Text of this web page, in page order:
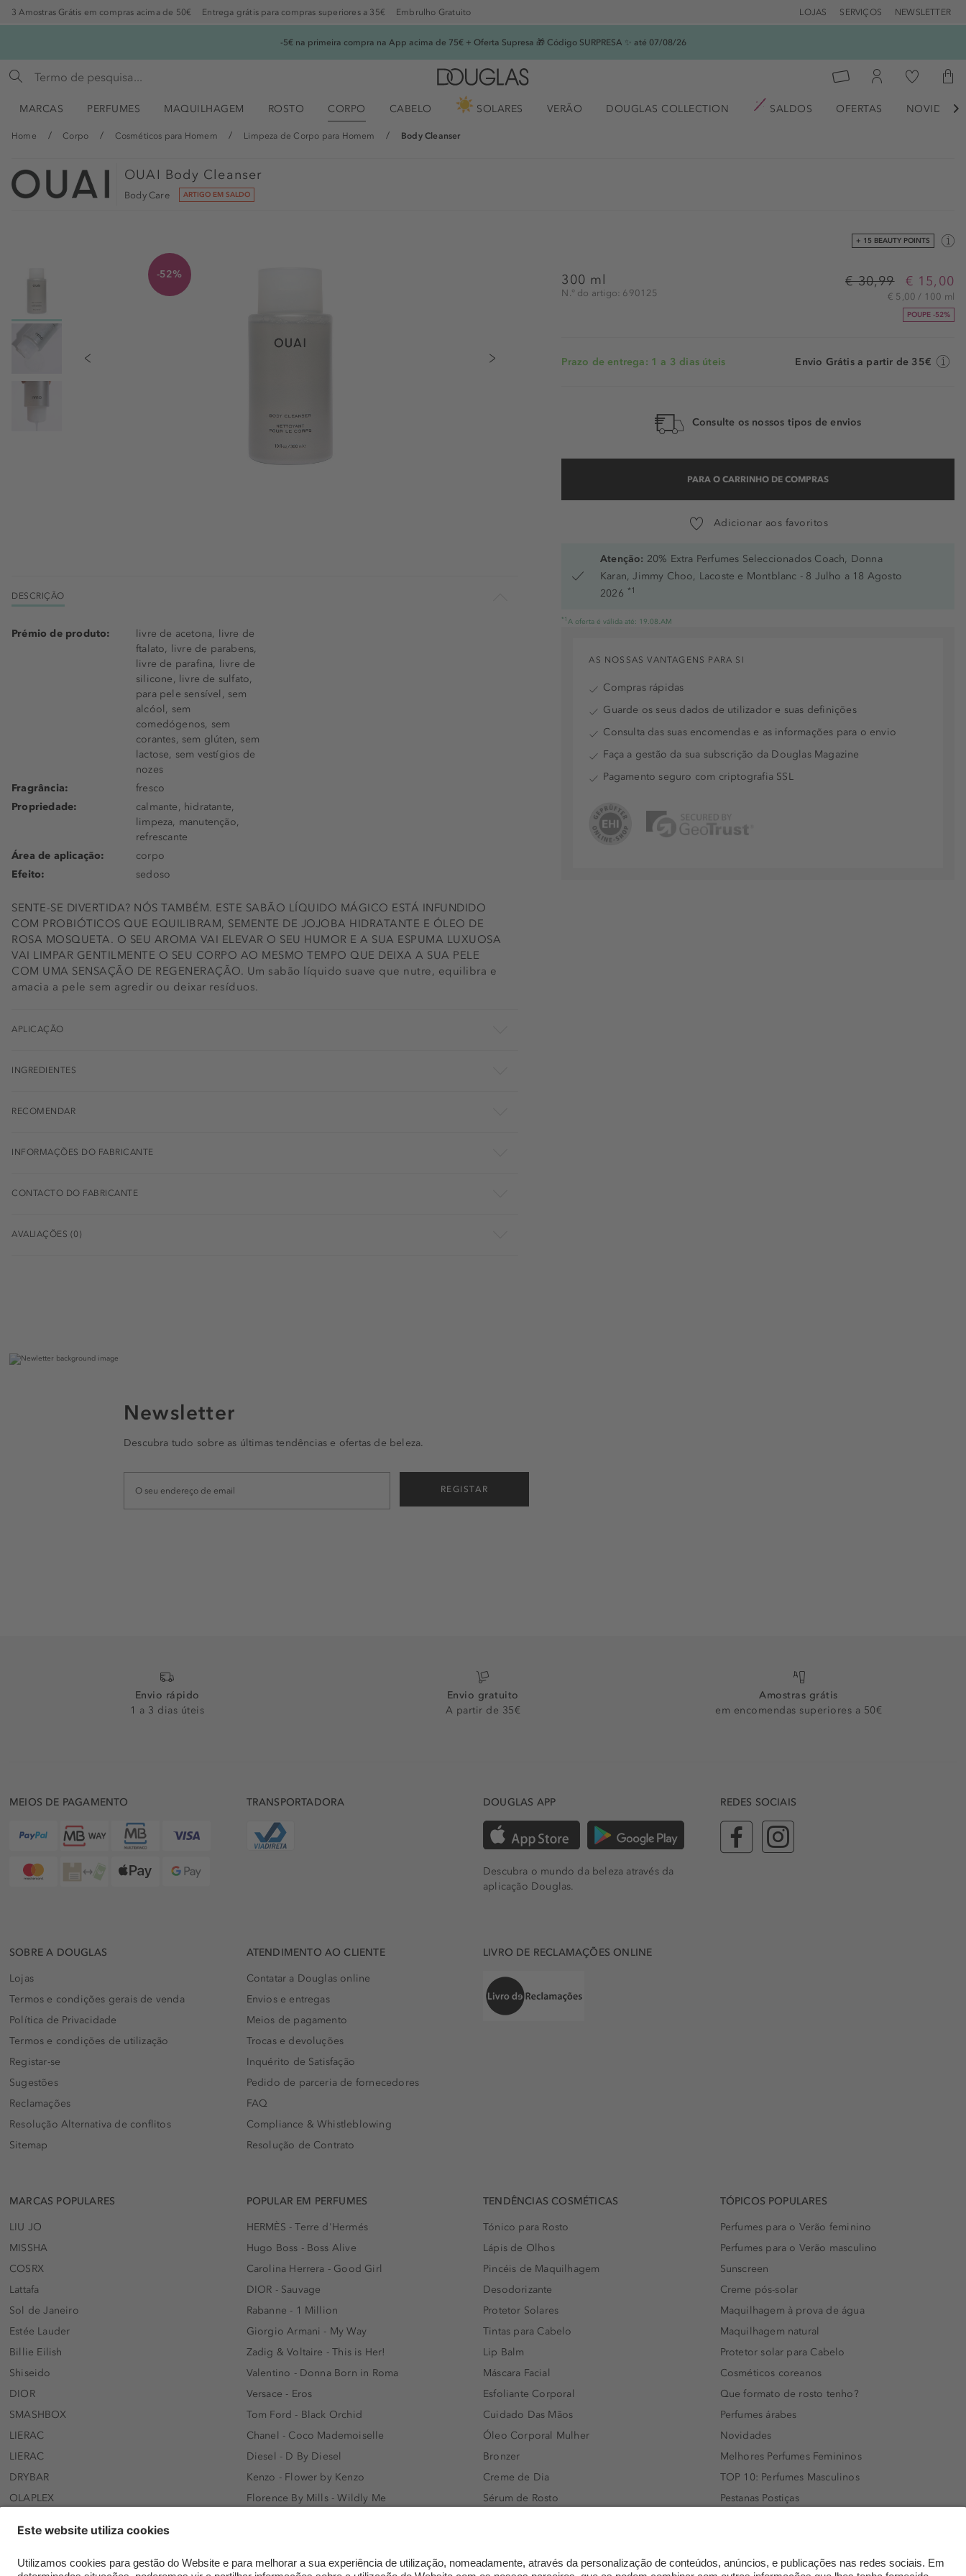
3 Amostras Grátis em compras acima de 50€ Entrega grátis para compras superiores a 35€ Embrulho Gratuito LOJAS SERVIÇOS NEWSLETTER
-5€ na primeira compra na App acima de 75€ + Oferta Supresa 🎁 Código SURPRESA ✨ até 07/08/26
MARCAS PERFUMES MAQUILHAGEM ROSTO CORPO CABELO SOLARES VERÃO DOUGLAS COLLECTION SALDOS OFERTAS 
Home Corpo Cosméticos para Homem Limpeza de Corpo para Homem Body Cleanser
OUAI Body Cleanser
Body Care ARTIGO EM SALDO
+ 15 BEAUTY POINTS
-52% 300 ml
N.° do artigo: 690125
€ 30,99 € 15,00
€ 5,00 / 100 ml
POUPE -52%
Prazo de entrega: 1 a 3 dias úteis Envio Grátis a partir de 35€
Consulte os nossos tipos de envios
PARA O CARRINHO DE COMPRAS
Adicionar aos favoritos
Atenção: 20% Extra Perfumes Seleccionados Coach, Donna
Karan, Jimmy Choo, Lacoste e Montblanc - 8 Julho a 18 Agosto
2026 *1
*1 A oferta é válida até: 19.08.AM
DESCRIÇÃO
SENTE-SE DIVERTIDA? NÓS TAMBÉM. ESTE SABÃO LÍQUIDO MÁGICO ESTÁ INFUNDIDO
COM PROBIÓTICOS QUE EQUILIBRAM, SEMENTE DE JOJOBA HIDRATANTE E ÓLEO DE
ROSA MOSQUETA. O SEU AROMA VAI ELEVAR O SEU HUMOR E A SUA ESPUMA LUXUOSA
VAI LIMPAR GENTILMENTE O SEU CORPO AO MESMO TEMPO QUE DEIXA A SUA PELE
COM UMA SENSAÇÃO DE REGENERAÇÃO. Um sabão líquido suave que nutre, equilibra e
amacia a pele sem agredir ou deixar resíduos.
Prémio de produto:
livre de acetona, livre de
ftalato, livre de parabens,
livre de parafina, livre de
silicone, livre de sulfato,
para pele sensível, sem
alcóol, sem
comedógenos, sem
corantes, sem glúten, sem
lactose, sem vestígios de
nozes
Fragrância:
fresco
Propriedade:
calmante, hidratante,
limpeza, manutenção,
refrescante
Área de aplicação:
corpo
Efeito:
sedoso
APLICAÇÃO
INGREDIENTES
RECOMENDAR
INFORMAÇÕES DO FABRICANTE
CONTACTO DO FABRICANTE
AVALIAÇÕES (0)
AS NOSSAS VANTAGENS PARA SI
Compras rápidas
Guarde os seus dados de utilizador e suas definições
Consulta das suas encomendas e as informações para o envio
Faça a gestão da sua subscrição da Douglas Magazine
Pagamento seguro com criptografia SSL
Newsletter
Descubra tudo sobre as últimas tendências e ofertas de beleza.
REGISTAR
Envio rápido
1 a 3 dias úteis
Envio gratuito
A partir de 35€
Amostras grátis
em encomendas superiores a 50€
MEIOS DE PAGAMENTO TRANSPORTADORA DOUGLAS APP
Descubra o mundo da beleza através da
aplicação Douglas.
REDES SOCIAIS
SOBRE A DOUGLAS
Lojas
Termos e condições gerais de venda
Política de Privacidade
Termos e condições de utilização
Registar-se
Sugestões
Reclamações
Resolução Alternativa de conflitos
Sitemap
ATENDIMENTO AO CLIENTE
Contatar a Douglas online
Envios e entregas
Meios de pagamento
Trocas e devoluções
Inquérito de Satisfação
Pedido de parceria de fornecedores
FAQ
Compliance & Whistleblowing
Resolução de Contrato
LIVRO DE RECLAMAÇÕES ONLINE
MARCAS POPULARES
LIU JO
MISSHA
COSRX
Lattafa
Sol de Janeiro
Estée Lauder
Billie Eilish
Shiseido
DIOR
SMASHBOX
LIERAC
LIERAC
DRYBAR
OLAPLEX
ARMAF
POPULAR EM PERFUMES
HERMÈS - Terre d'Hermés
Hugo Boss - Boss Alive
Carolina Herrera - Good Girl
DIOR - Sauvage
Rabanne - 1 Million
Giorgio Armani - My Way
Zadig & Voltaire - This is Her!
Valentino - Donna Born in Roma
Versace - Eros
Tom Ford - Black Orchid
Chanel - Coco Mademoiselle
Diesel - D By Diesel
Kenzo - Flower by Kenzo
Florence By Mills - Wildly Me
Davidoff - Cool Water Men
TENDÊNCIAS COSMÉTICAS
Tónico para Rosto
Lápis de Olhos
Pincéis de Maquilhagem
Desodorizante
Protetor Solares
Tintas para Cabelo
Lip Balm
Máscara Facial
Esfoliante Corporal
Cuidado Das Mãos
Óleo Corporal Mulher
Bronzer
Creme de Dia
Sérum de Rosto
Espuma de Limpeza Facial
TÓPICOS POPULARES
Perfumes para o Verão feminino
Perfumes para o Verão masculino
Sunscreen
Creme pós-solar
Maquilhagem à prova de água
Maquilhagem natural
Protetor solar para Cabelo
Cosméticos coreanos
Que formato de rosto tenho?
Perfumes árabes
Novidades
Melhores Perfumes Femininos
TOP 10: Perfumes Masculinos
Pestanas Postiças
Rímel colorido